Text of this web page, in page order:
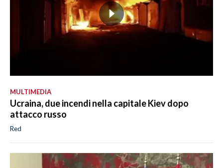
MULTIMEDIA
Ucraina, due incendi nella capitale Kiev dopo
attacco russo
Red